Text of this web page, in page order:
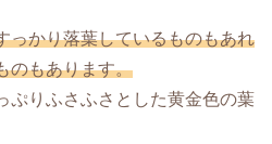
っかり落葉しているものもあれ
のもあります。
ぷりふさふさとした黄金色の葉